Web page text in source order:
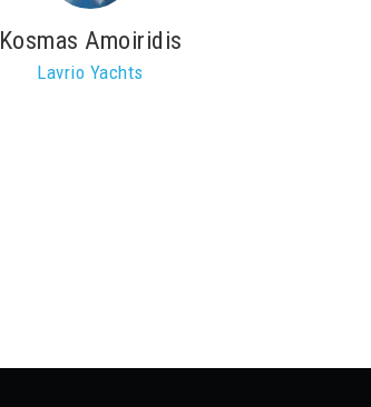
Kosmas Amoiridis
Lavrio Yachts